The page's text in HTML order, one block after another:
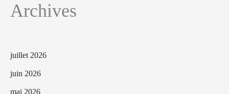
Archives
juillet 2026
juin 2026
mai 2026